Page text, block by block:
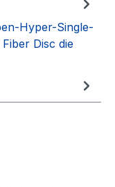
Hyper-Single-
Disc die